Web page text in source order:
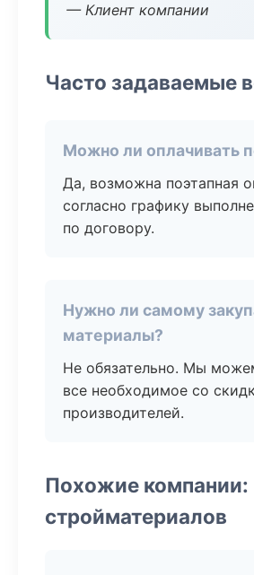
— Клиент компании
Часто задаваемые
Можно ли оплачивать
Да, возможна поэтапная
согласно графику
по договору.
Нужно ли самому
материалы?
Не обязательно. Мы
все необходимое со
производителей.
Похожие
стройматериалов